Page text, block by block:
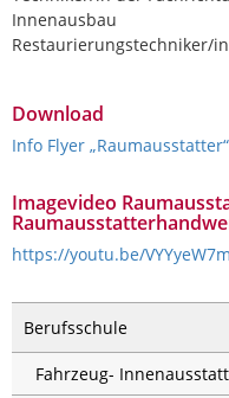
Innenausbau
Restaurierungstechniker/
Download
Info Flyer
Imagevideo
https://youtu.be/
Berufsschule
Fahrzeug-